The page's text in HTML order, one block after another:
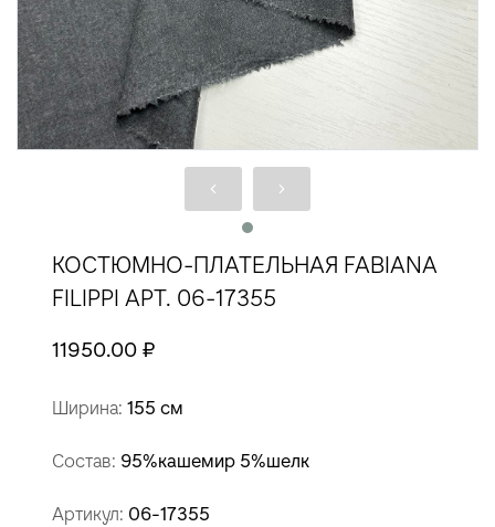
КОСТЮМНО-ПЛАТЕЛЬНАЯ FABIANA
FILIPPI АРТ. 06-17355
11950.00 ₽
Ширина: 155 см
Состав: 95%кашемир 5%шелк
Артикул: 06-17355